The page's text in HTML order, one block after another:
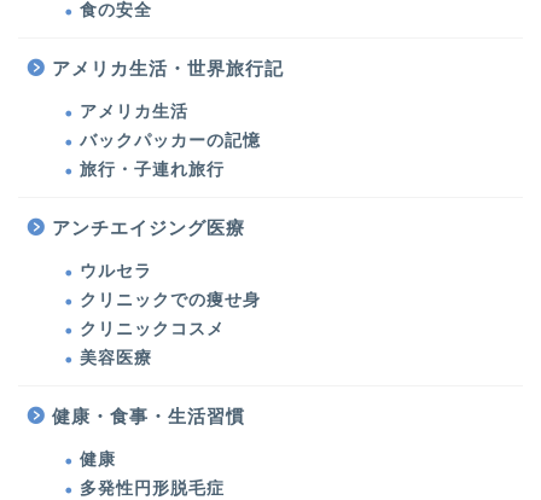
食の安全
アメリカ生活・世界旅行記
アメリカ生活
バックパッカーの記憶
旅行・子連れ旅行
アンチエイジング医療
ウルセラ
クリニックでの痩せ身
クリニックコスメ
美容医療
健康・食事・生活習慣
健康
多発性円形脱毛症